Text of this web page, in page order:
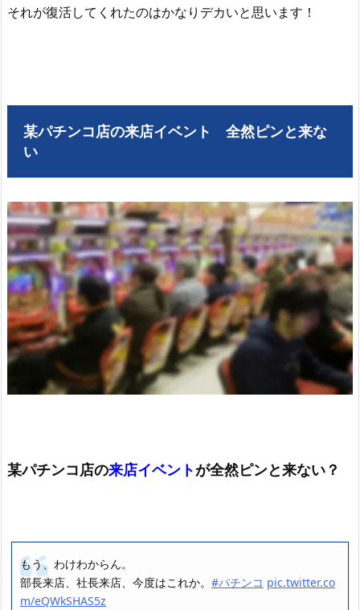
それが復活してくれたのはかなりデカいと思います！
某パチンコ店の来店イベント 全然ピンと来な
い
某パチンコ店の来店イベントが全然ピンと来ない？
もう、わけわからん。
部長来店、社長来店、今度はこれか。 #パチンコ pic.twitter.co
m/eQWkSHAS5z